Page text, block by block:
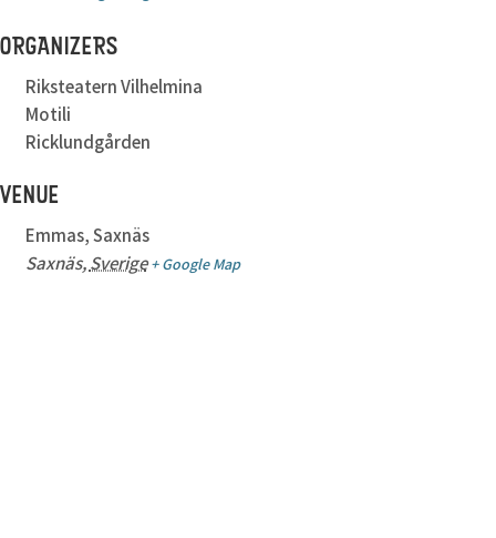
ORGANIZERS
Riksteatern Vilhelmina
Motili
Ricklundgården
VENUE
Emmas, Saxnäs
Saxnäs, Sverige + Google Map